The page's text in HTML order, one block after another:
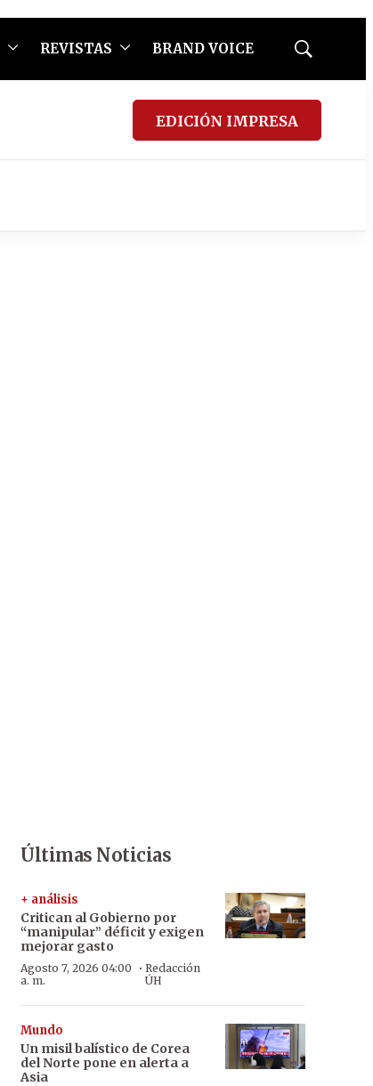
REVISTAS BRAND VOICE
Mostrar
EDICIÓN IMPRESA
Últimas Noticias
+ análisis
Critican al Gobierno por
“manipular” déficit y exigen
mejorar gasto
Agosto 7, 2026 04:00
a. m.
· Redacción
ÚH
Mundo
Un misil balístico de Corea
del Norte pone en alerta a
Asia